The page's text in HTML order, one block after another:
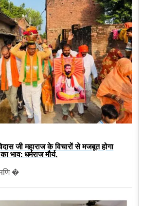
जी महाराज के विचारों से मजबूत होगा
भाव: धर्मराज मौर्य,
�